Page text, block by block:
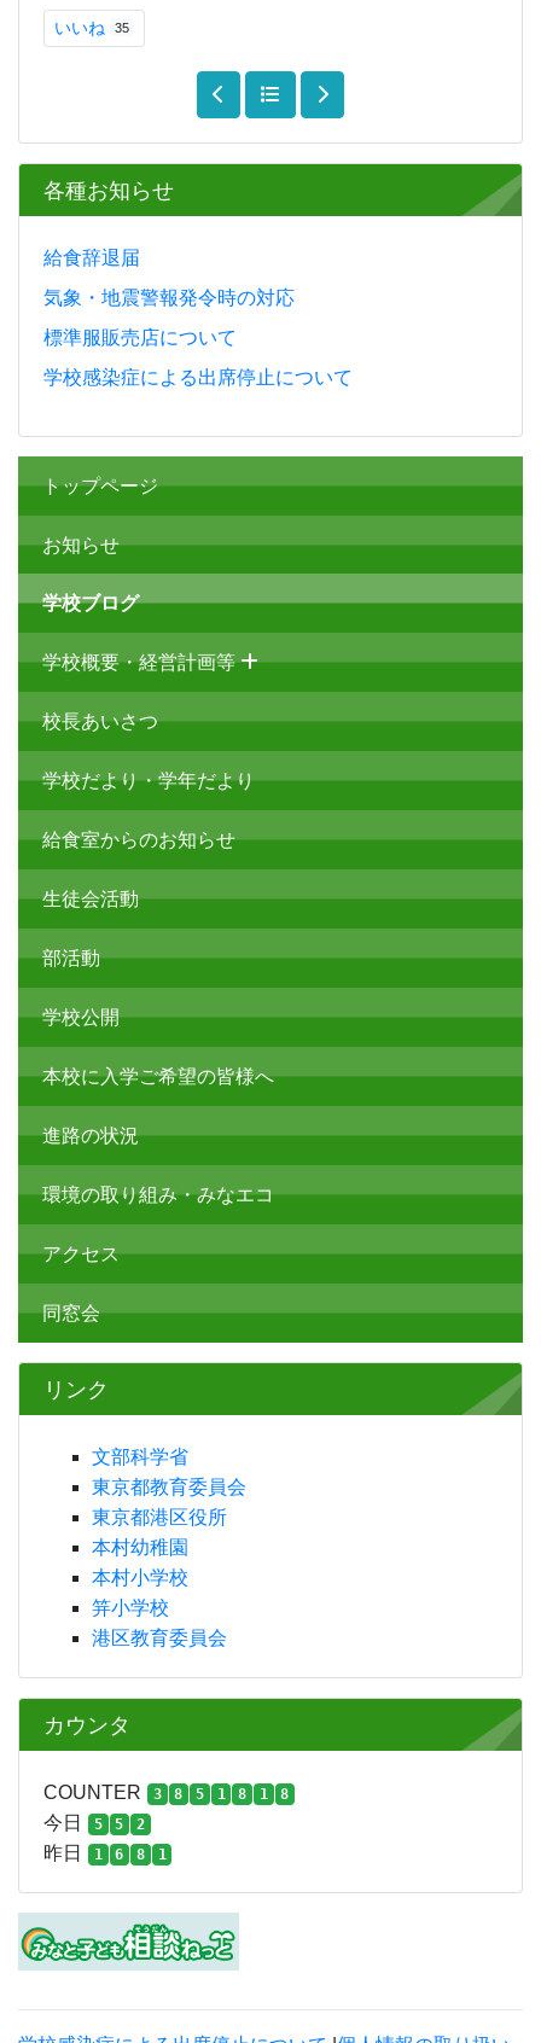
各種お知らせ
給食辞退届
気象・地震警報発令時の対応
標準服販売店について
学校感染症による出席停止について
トップページ
お知らせ
学校ブログ
学校概要・経営計画等
校長あいさつ
学校だより・学年だより
給食室からのお知らせ
生徒会活動
部活動
学校公開
本校に入学ご希望の皆様へ
進路の状況
環境の取り組み・みなエコ
アクセス
同窓会
リンク
文部科学省
東京都教育委員会
東京都港区役所
本村幼稚園
本村小学校
笄小学校
港区教育委員会
カウンタ
COUNTER 3 8 5 1 8 1 8
今日 5 5 2
昨日 1 6 8 1
いいね 35